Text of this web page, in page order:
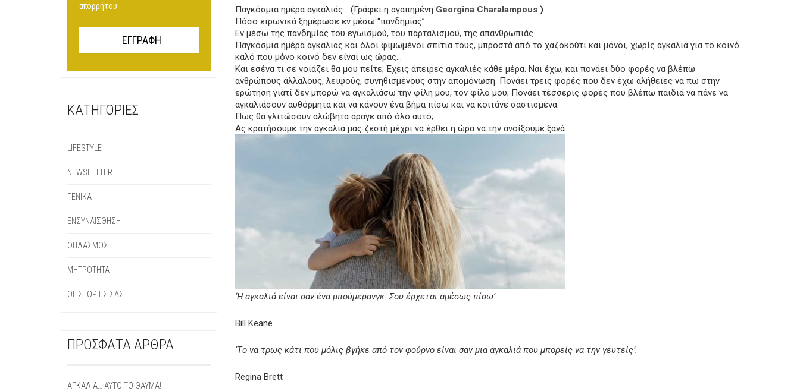
Παγκόσμια ημέρα αγκαλιάς… (Γράφει η αγαπημένη Georgina Charalampous )
Πόσο ειρωνικά ξημέρωσε εν μέσω “πανδημίας”…
Εν μέσω της πανδημίας του εγωισμού, του παρταλισμού, της απανθρωπιάς…
Παγκόσμια ημέρα αγκαλιάς και όλοι φιμωμένοι σπίτια τους, μπροστά από το χαζοκούτι και μόνοι, χωρίς αγκαλιά για το κοινό
καλό που μόνο κοινό δεν είναι ως ώρας…
Και εσένα τι σε νοιάζει θα μου πείτε; Έχεις άπειρες αγκαλιές κάθε μέρα. Ναι έχω, και πονάει δύο φορές να βλέπω
ανθρώπους άλλαλους, λειψούς, συνηθισμένους στην απομόνωση. Πονάει τρεις φορές που δεν έχω αλήθειες να πω στην
ερώτηση γιατί δεν μπορώ να αγκαλιάσω την φίλη μου, τον φίλο μου; Πονάει τέσσερις φορές που βλέπω παιδιά να πάνε να
αγκαλιάσουν αυθόρμητα και να κάνουν ένα βήμα πίσω και να κοιτάνε σαστισμένα.
Πως θα γλιτώσουν αλώβητα άραγε από όλο αυτό;
Ας κρατήσουμε την αγκαλιά μας ζεστή μέχρι να έρθει η ώρα να την ανοίξουμε ξανά…
‘Η αγκαλιά είναι σαν ένα μπούμερανγκ. Σου έρχεται αμέσως πίσω’.
Bill Keane
‘Tο να τρως κάτι που μόλις βγήκε από τον φούρνο είναι σαν μια αγκαλιά που μπορείς να την γευτείς’.
Regina Brett
απορρήτου.
KΑΤΗΓΟΡΊΕΣ
LIFESTYLE
NEWSLETTER
ΓΕΝΙΚΆ
ΕΝΣΥΝΑΊΣΘΗΣΗ
ΘΗΛΑΣΜΌΣ
ΜΗΤΡΌΤΗΤΑ
ΟΙ ΙΣΤΟΡΊΕΣ ΣΑΣ
ΠΡΌΣΦΑΤΑ ΆΡΘΡΑ
ΑΓΚΑΛΙΆ… ΑΥΤΌ ΤΟ ΘΑΎΜΑ!